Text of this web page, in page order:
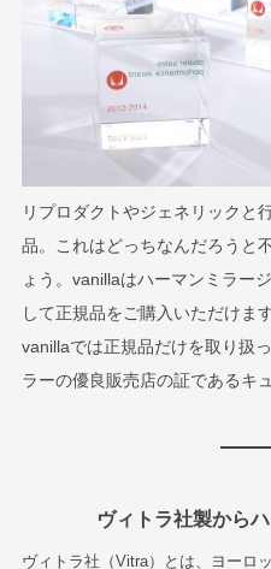
リプロダクトやジェネリックと
品。これはどっちなんだろうと
ょう。vanillaはハーマンミラー
して正規品をご購入いただけま
vanillaでは正規品だけを取り扱
ラーの優良販売店の証であるキ
ヴィトラ社製から
ヴィトラ社（Vitra）とは、ヨーロ